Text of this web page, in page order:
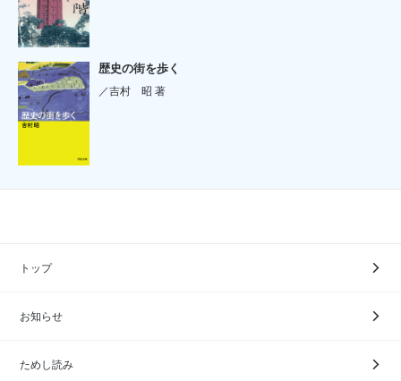
歴史の街を歩く
／吉村 昭 著
トップ
お知らせ
ためし読み